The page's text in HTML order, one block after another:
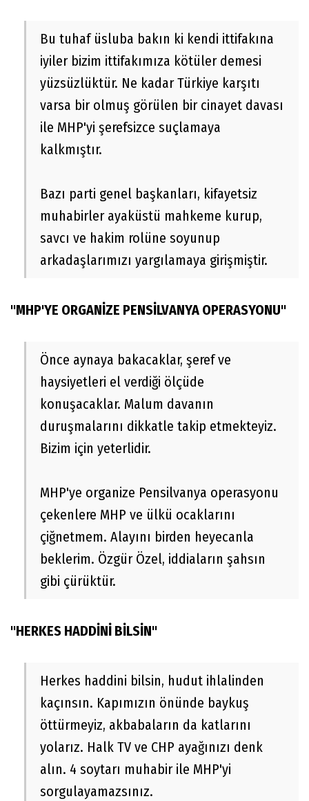
Bu tuhaf üsluba bakın ki kendi ittifakına
iyiler bizim ittifakımıza kötüler demesi
yüzsüzlüktür. Ne kadar Türkiye karşıtı
varsa bir olmuş görülen bir cinayet davası
ile MHP'yi şerefsizce suçlamaya
kalkmıştır.
Bazı parti genel başkanları, kifayetsiz
muhabirler ayaküstü mahkeme kurup,
savcı ve hakim rolüne soyunup
arkadaşlarımızı yargılamaya girişmiştir.
"MHP'YE ORGANİZE PENSİLVANYA OPERASYONU"
Önce aynaya bakacaklar, şeref ve
haysiyetleri el verdiği ölçüde
konuşacaklar. Malum davanın
duruşmalarını dikkatle takip etmekteyiz.
Bizim için yeterlidir.
MHP'ye organize Pensilvanya operasyonu
çekenlere MHP ve ülkü ocaklarını
çiğnetmem. Alayını birden heyecanla
beklerim. Özgür Özel, iddiaların şahsın
gibi çürüktür.
"HERKES HADDİNİ BİLSİN"
Herkes haddini bilsin, hudut ihlalinden
kaçınsın. Kapımızın önünde baykuş
öttürmeyiz, akbabaların da katlarını
yolarız. Halk TV ve CHP ayağınızı denk
alın. 4 soytarı muhabir ile MHP'yi
sorgulayamazsınız.